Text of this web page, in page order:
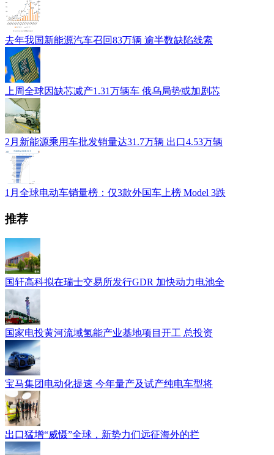
去年我国新能源汽车召回83万辆 逾半数缺陷线索
上周全球因缺芯减产1.31万辆车 俄乌局势或加剧芯
2月新能源乘用车批发销量达31.7万辆 出口4.53万辆
1月全球电动车销量榜：仅3款外国车上榜 Model 3跌
推荐
国轩高科拟在瑞士交易所发行GDR 加快动力电池全
国家电投黄河流域氢能产业基地项目开工 总投资
宝马集团电动化提速 今年量产及试产纯电车型将
出口猛增“威慑”全球，新势力们远征海外的拦